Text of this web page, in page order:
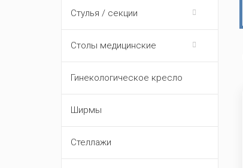
Стулья / секции
Столы медицинские
Гинекологическое кресло
Ширмы
Стеллажи